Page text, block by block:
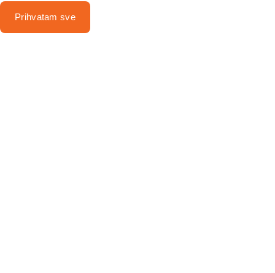
Prihvatam sve